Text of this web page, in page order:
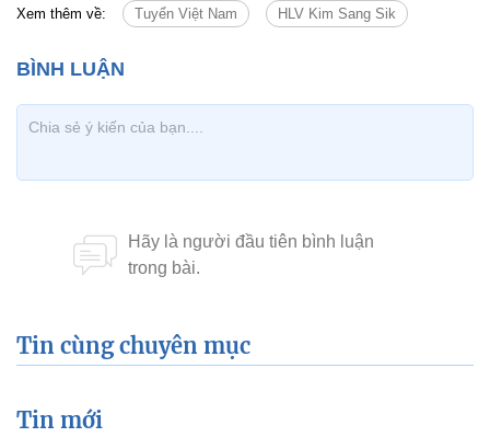
Xem thêm về: Tuyển Việt Nam HLV Kim Sang Sik
Tin cùng chuyên mục
Tin mới